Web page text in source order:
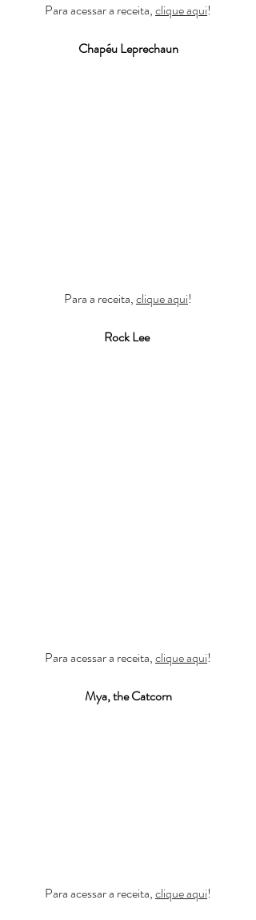
Para acessar a receita, clique aqui!
Chapéu Leprechaun
Para a receita, clique aqui!
Rock Lee
Para acessar a receita, clique aqui!
Mya, the Catcorn
Para acessar a receita, clique aqui!